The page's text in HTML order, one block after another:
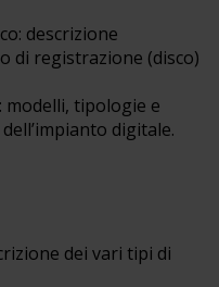
descrizione
di registrazione (disco)
modelli, tipologie e
digitale.
dei vari tipi di